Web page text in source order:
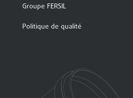
Groupe FERSIL
Politique de qualité